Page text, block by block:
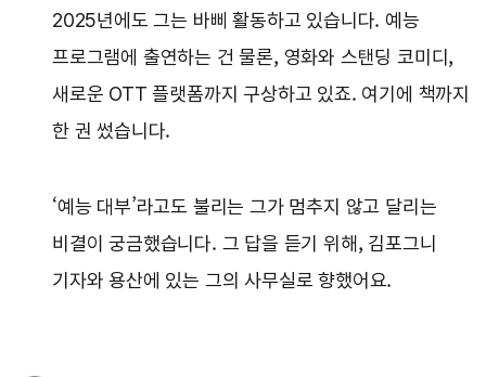
2025년에도 그는 바삐 활동하고 있습니다. 예능
프로그램에 출연하는 건 물론, 영화와 스탠딩 코미디,
새로운 OTT 플랫폼까지 구상하고 있죠. 여기에 책까지
한 권 썼습니다.
‘예능 대부’라고도 불리는 그가 멈추지 않고 달리는
비결이 궁금했습니다. 그 답을 듣기 위해, 김포그니
기자와 용산에 있는 그의 사무실로 향했어요.